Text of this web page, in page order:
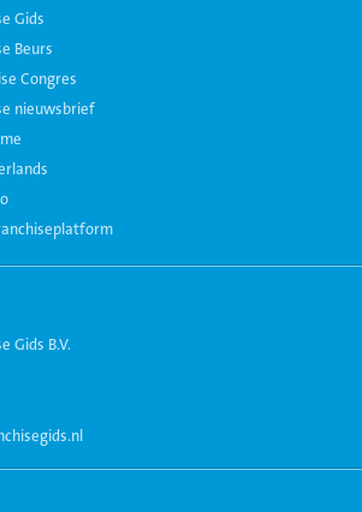
Gids
Beurs
Congres
nieuwsbrief
Gids B.V.